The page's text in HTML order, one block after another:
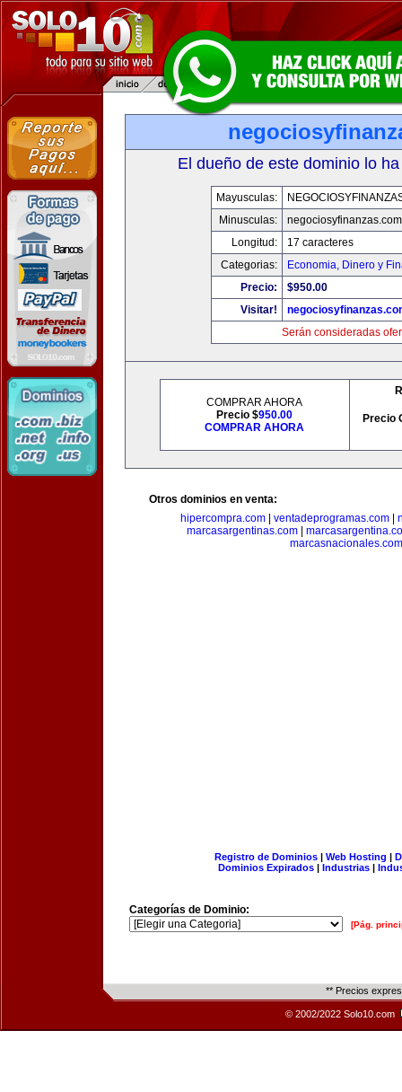
El dueño de este dominio lo
Mayusculas:
Minusculas:
negociosyfinanzas.com
Longitud:
17 caracteres
Categorias:
Economia, Dinero y
Precio:
$950.00
Visitar!
Serán consideradas
COMPRAR AHORA
Precio $950.00
COMPRAR AHORA
Precio
Otros dominios en venta:
hipercompra.com
ventadeprogramas.com
marcasargentinas.com
marcasnacionales.com
Registro de Dominios| Web Hosting |
Dominios Expirados | Industrias |
Categorías de Dominio:
[Pág.
** Precios
© 2002/2022 Solo10.com